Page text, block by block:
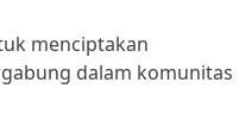
menciptakan
dalam komunitas